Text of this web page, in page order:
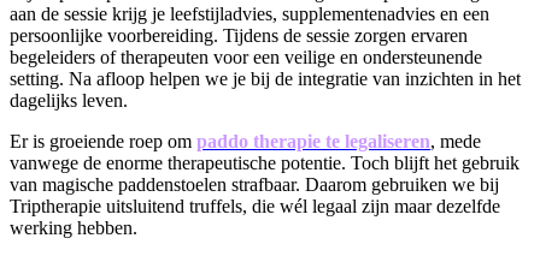
aan de sessie krijg je leefstijladvies, supplementenadvies en een
persoonlijke voorbereiding. Tijdens de sessie zorgen ervaren
begeleiders of therapeuten voor een veilige en ondersteunende
setting. Na afloop helpen we je bij de integratie van inzichten in het
dagelijks leven.
Er is groeiende roep om paddo therapie te legaliseren, mede
vanwege de enorme therapeutische potentie. Toch blijft het gebruik
van magische paddenstoelen strafbaar. Daarom gebruiken we bij
Triptherapie uitsluitend truffels, die wél legaal zijn maar dezelfde
werking hebben.